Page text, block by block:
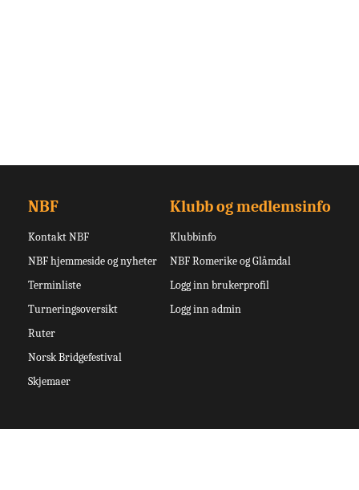
NBF
Kontakt NBF
NBF hjemmeside og nyheter
Terminliste
Turneringsoversikt
Ruter
Norsk Bridgefestival
Skjemaer
Klubb og medlemsinfo
Klubbinfo
NBF Romerike og Glåmdal
Logg inn brukerprofil
Logg inn admin